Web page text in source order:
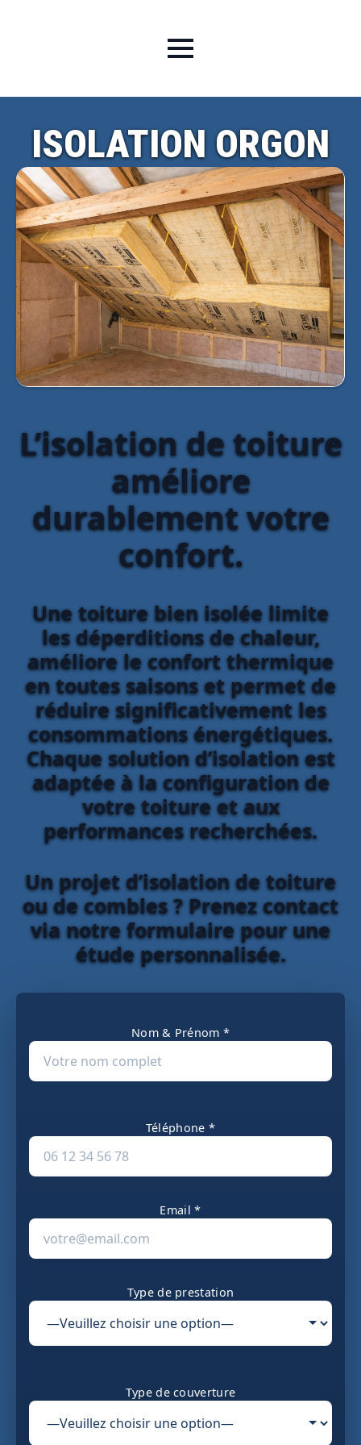
ISOLATION ORGON
L’isolation de toiture
améliore
durablement votre
confort.
Une toiture bien isolée limite
les déperditions de chaleur,
améliore le confort thermique
en toutes saisons et permet de
réduire significativement les
consommations énergétiques.
Chaque solution d’isolation est
adaptée à la configuration de
votre toiture et aux
performances recherchées.
Un projet d’isolation de toiture
ou de combles ? Prenez contact
via notre formulaire pour une
étude personnalisée.
Nom & Prénom *
Téléphone *
Email *
Type de prestation
Type de couverture